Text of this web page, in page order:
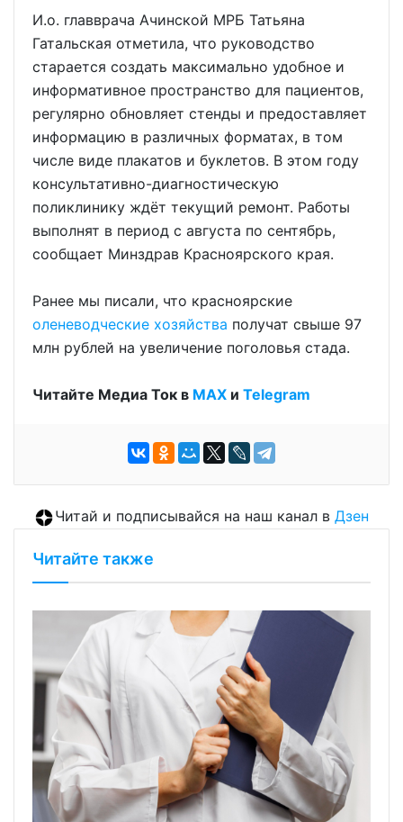
И.о. главврача Ачинской МРБ Татьяна
Гатальская отметила, что руководство
старается создать максимально удобное и
информативное пространство для пациентов,
регулярно обновляет стенды и предоставляет
информацию в различных форматах, в том
числе виде плакатов и буклетов. В этом году
консультативно-диагностическую
поликлинику ждёт текущий ремонт. Работы
выполнят в период с августа по сентябрь,
сообщает Минздрав Красноярского края.
Ранее мы писали, что красноярские
оленеводческие хозяйства получат свыше 97
млн рублей на увеличение поголовья стада.
Читайте Медиа Ток в МАХ и Telegram
Читай и подписывайся на наш канал в Дзен
Читайте также